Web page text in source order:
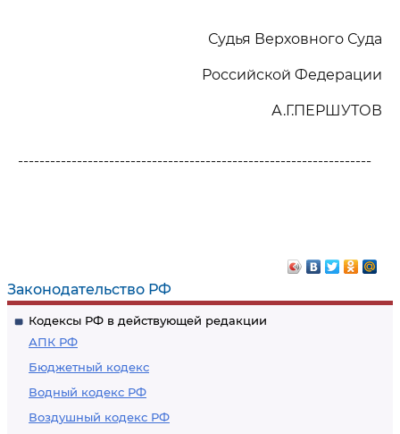
Законодательство РФ
Кодексы РФ в действующей редакции
АПК РФ
Бюджетный кодекс
Водный кодекс РФ
Воздушный кодекс РФ
Судья Верховного Суда
Российской Федерации
А.Г.ПЕРШУТОВ
------------------------------------------------------------------